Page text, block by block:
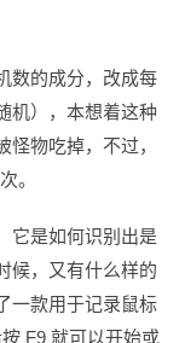
数的成分，改成每
机），本想着这种
物吃掉，不过，
。
它是如何识别出是
候，又有什么样的
一款用于记录鼠标
F9 就可以开始或